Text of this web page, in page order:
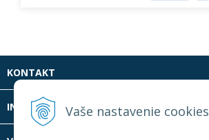
Vaše nastavenie cookies
KONTAKT
INFOLINKA